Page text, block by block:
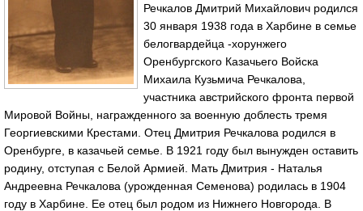
Речкалов Дмитрий Михайлович родился
30 января 1938 года в Харбине в семье
белогвардейца -хорунжего
Оренбургского Казачьего Войска
Михаила Кузьмича Речкалова,
участника австрийского фронта первой
Мировой Войны, награжденного за военную доблесть тремя
Георгиевскими Крестами. Отец Дмитрия Речкалова родился в
Оренбурге, в казачьей семье. В 1921 году был вынужден оставить
родину, отступая с Белой Армией. Мать Дмитрия - Наталья
Андреевна Речкалова (урожденная Семенова) родилась в 1904
году в Харбине. Ее отец был родом из Нижнего Новгорода. В